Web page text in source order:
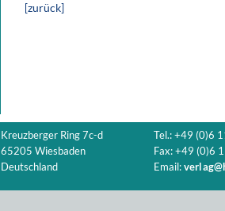
[zurück]
Kreuzberger Ring 7c-d
65205 Wiesbaden
Deutschland
Tel.: +49 (0)6
Fax: +49 (0)6
Email: